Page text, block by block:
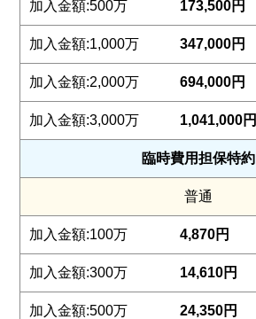
173,500円
347,000円
694,000円
1,041,000円
臨時費用担保特約
普通
4,870円
14,610円
24,350円